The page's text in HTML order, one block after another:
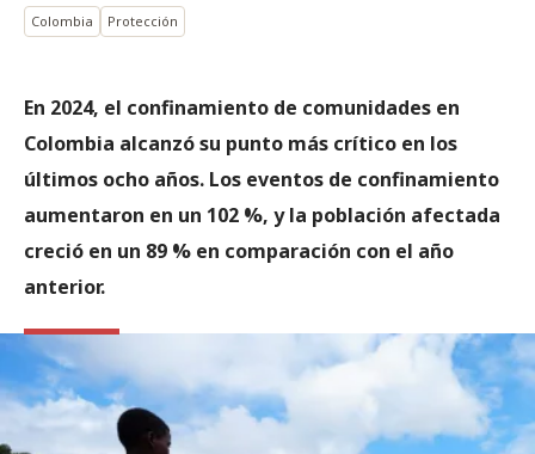
Colombia Protección
En 2024, el confinamiento de comunidades en
Colombia alcanzó su punto más crítico en los
últimos ocho años. Los eventos de confinamiento
aumentaron en un 102 %, y la población afectada
creció en un 89 % en comparación con el año
anterior.